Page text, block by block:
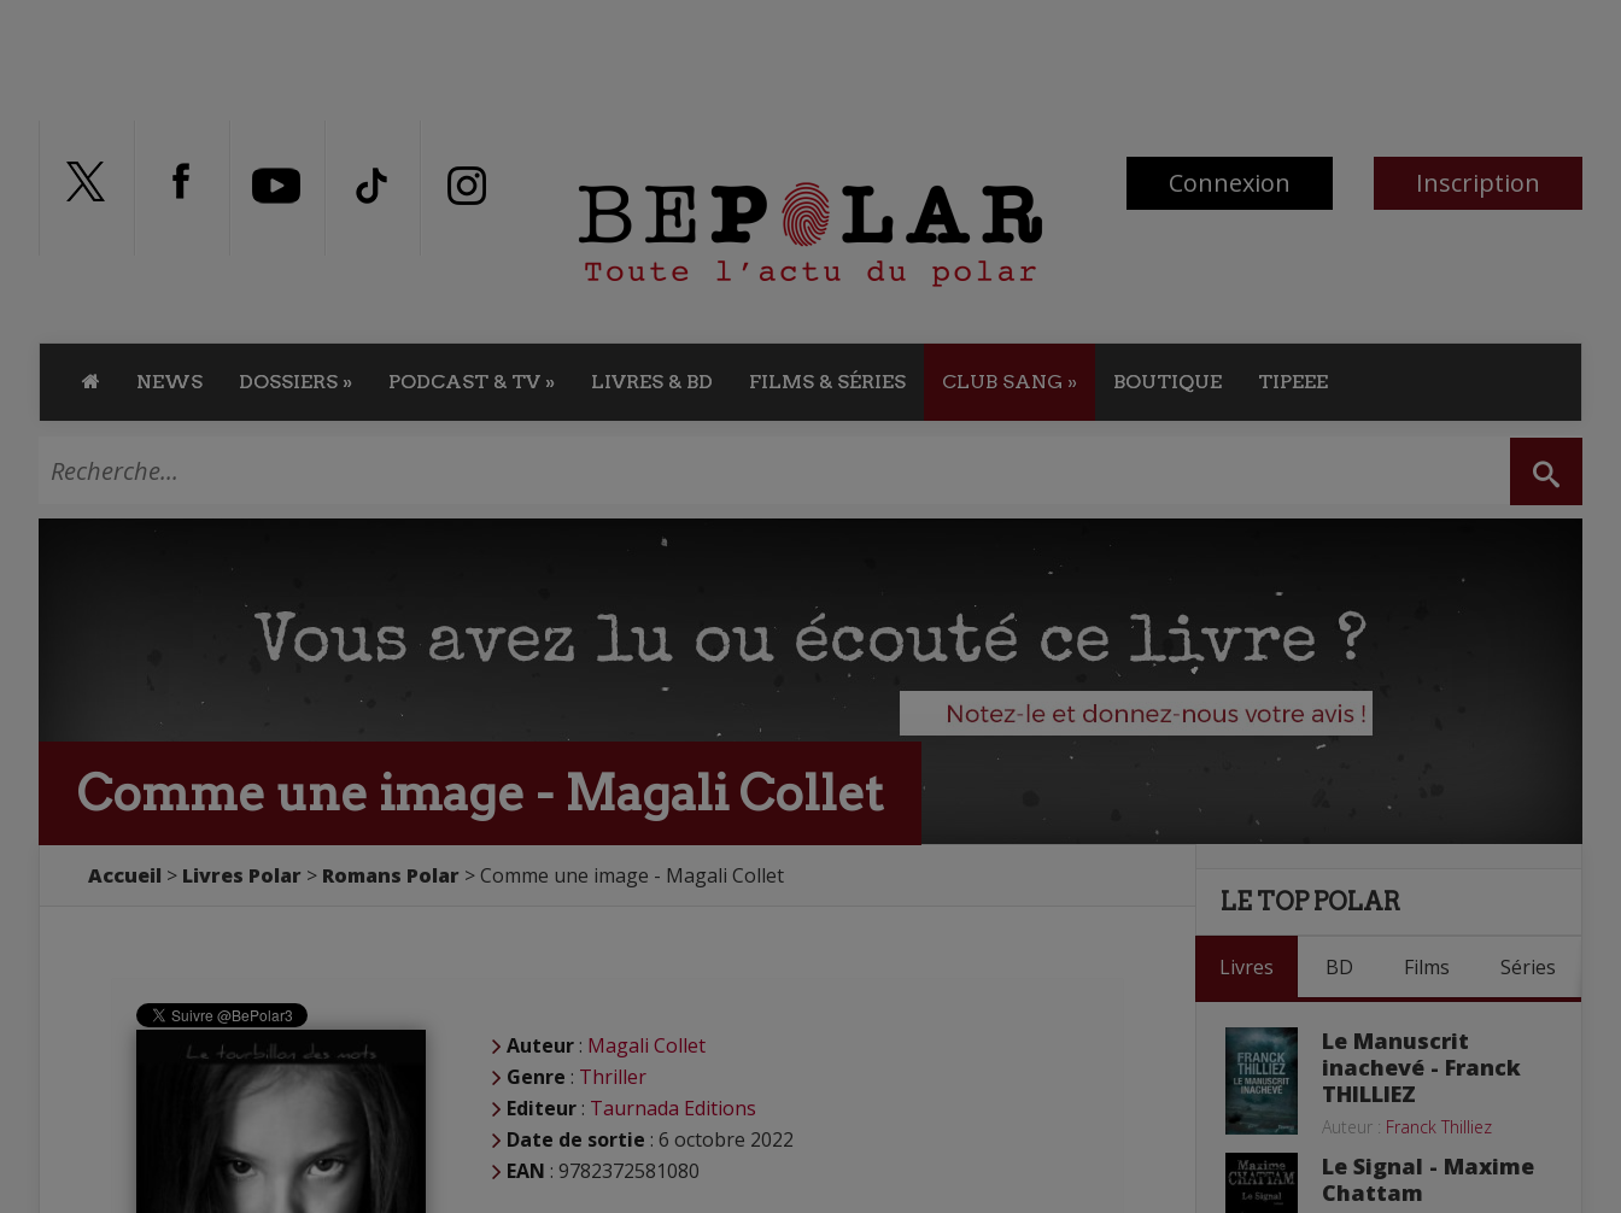
Connexion Inscription
NEWS DOSSIERS » PODCAST & TV » LIVRES & BD FILMS & SÉRIES CLUB SANG » BOUTIQUE TIPEEE
Comme une image - Magali Collet
Accueil Livres Polar Romans Polar Comme une image - Magali Collet
Auteur : Magali Collet
Genre : Thriller
Editeur : Taurnada Editions
Date de sortie : 6 octobre 2022
EAN : 9782372581080
LE TOP POLAR
Livres BD Films Séries
Le Manuscrit
inachevé - Franck
THILLIEZ
Auteur : Franck Thilliez
Le Signal - Maxime
Chattam